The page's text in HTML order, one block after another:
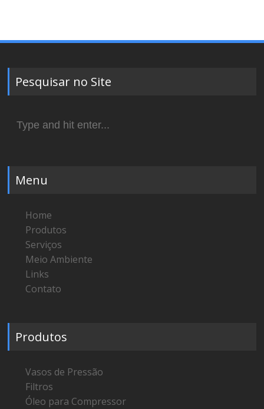
Pesquisar no Site
for:
Menu
Home
Produtos
Serviços
Meio Ambiente
Links
Contato
Produtos
Vasos de Pressão
Filtros
Óleo para Compressor